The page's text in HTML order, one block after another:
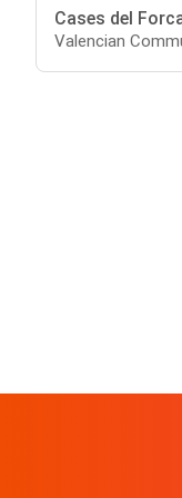
Cases del
Valencian